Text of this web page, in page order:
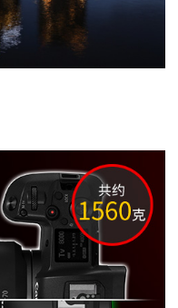
※ 基于CIPA测试标准，
欲了解IS影像稳定器的